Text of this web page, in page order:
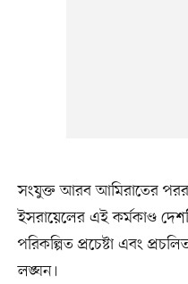
সংযুক্ত আরব আমিরাতের
ইসরায়েলের এই কর্মকাণ্ড
পরিকল্পিত প্রচেষ্টা এবং
লঙ্ঘন।